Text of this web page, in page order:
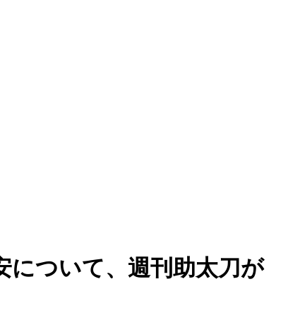
について、週刊助太刀が